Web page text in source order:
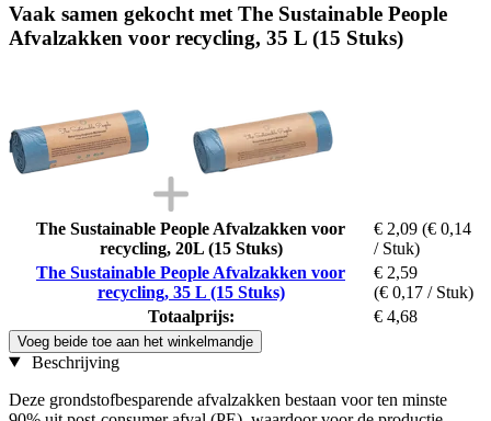
Vaak samen gekocht met The Sustainable People
Afvalzakken voor recycling, 35 L (15 Stuks)
The Sustainable People Afvalzakken voor
recycling, 20L (15 Stuks)
€ 2,09 (€ 0,14
/ Stuk)
The Sustainable People Afvalzakken voor
recycling, 35 L (15 Stuks)
€ 2,59
(€ 0,17 / Stuk)
Totaalprijs:
€ 4,68
Voeg beide toe aan het winkelmandje
Beschrijving
Deze grondstofbesparende afvalzakken bestaan voor ten minste